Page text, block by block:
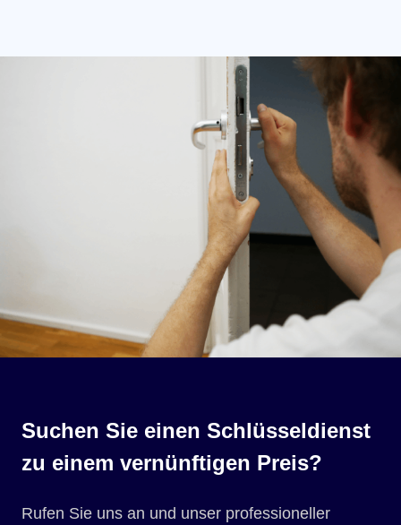
Suchen Sie einen Schlüsseldienst
zu einem vernünftigen Preis?
Rufen Sie uns an und unser professioneller